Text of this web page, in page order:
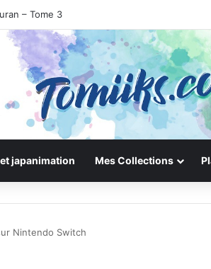
– Tome 3
japanimation Mes Collections
Nintendo Switch